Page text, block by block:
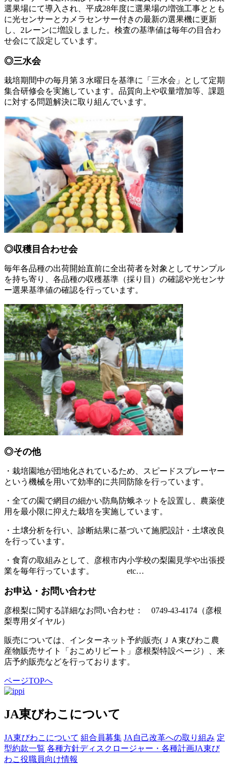
選果場にて導入され、平成28年度に選果場の増強工事ととも
に光センサーとカメラセンサー付きの最新の選果機に更新
し、2レーンに増設しました。検査の基準値は毎年の目合わ
せ会にて設定しています。
◎三水会
栽培期間中の毎月第３水曜日を基準に「三水会」として定期
集合研修会を実施しています。品質向上や収量増加等、課題
に対する問題解決に取り組んでいます。
◎収穫目合わせ会
毎年各品種の出荷開始直前に全出荷者を対象としてサンプル
を持ち寄り、各品種の収穫基準（採り目）の確認や光センサ
ー選果基準値の確認を行っています。
◎その他
・栽培園地が団地化されているため、スピードスプレーヤー
という機械を用いて効率的に共同防除を行っています。
・全ての園で網目の細かい防鳥防蛾ネットを設置し、農薬使
用を最小限に抑えた栽培を実施しています。
・土壌分析を行い、診断結果に基づいて施肥設計・土壌改良
を行っています。
・食育の取組みとして、彦根市内小学校の梨園見学や出張授
業を毎年行っています。 etc…
お申込・お問い合わせ
彦根梨に関する詳細なお問い合わせ： 0749-43-4174（彦根
梨専用ダイヤル）
販売については、インターネット予約販売(ＪＡ東びわこ農
産物販売サイト「おこめリピート」彦根梨特設ページ）、来
店予約販売などを行っております。
ページTOPへ
JA東びわこについて
JA東びわこについて 組合員募集 JA自己改革への取り組み 定
型約款一覧 各種方針ディスクロージャー・各種計画JA東び
わこ役職員向け情報